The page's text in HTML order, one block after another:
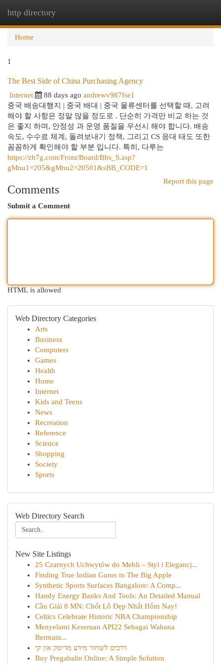
http directory
Home
1
The Best Side of China Purchasing Agency
Internet 88 days ago andrewv987fse1
중국 배송대행지 | 중국 배대 | 중국 물류센터를 선택할 때, 고려
해야 할 사항은 정말 많을 정도로 . 단순히 가격만 비교 하는 것
은 좋지 하며, 안정성 과 운영 품질을 우선시 해야 합니다. 배송
속도, 수수료 체계, 돌려보내기 정책, 그리고 CS 응대 태도 또한
꼼꼼하게 확인해야 할 부분 입니다. 특히, 다루는
https://zh7g.com/Front/Board/Bbs_S.asp?
gMnu1=205&gMnu2=20501&sBB_CODE=1
Report this page
Comments
Submit a Comment
HTML is allowed
Web Directory Categories
Arts
Business
Computers
Games
Health
Home
Internet
Kids and Teens
News
Recreation
Reference
Science
Shopping
Society
Sports
Web Directory Search
New Site Listings
25 Czarnych Uchwytów do Mebli – Styl i Elegancj...
Finding True Indian Gurus in The Big Apple
Synthetic Sports Surfaces Bangalore: A Comp...
Handy Energy Banks And Tools: An Detailed Manual
Cầu Giải 8 MN: Chốt Lô Đẹp Nhất Hôm Nay!
Celtics Celebrate Historic NBA Championship
Menyelami Keseruan API22 Sebagai Wahana
Bermain...
דרכים לשחזר מידע מדיסק און קי
Buy Pregabalin Online: A Simple Solution